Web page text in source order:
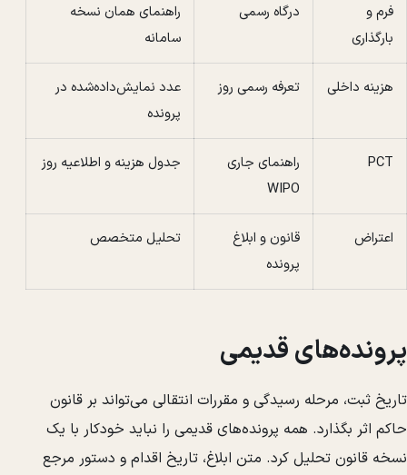
فرم و
بارگذاری
درگاه رسمی
راهنمای همان نسخه
سامانه
هزینه داخلی تعرفه رسمی روز
عدد نمایش‌داده‌شده در
پرونده
PCT
راهنمای جاری
WIPO
جدول هزینه و اطلاعیه روز
اعتراض
قانون و ابلاغ
پرونده
تحلیل متخصص
پرونده‌های قدیمی
تاریخ ثبت، مرحله رسیدگی و مقررات انتقالی می‌تواند بر قانون
حاکم اثر بگذارد. همه پرونده‌های قدیمی را نباید خودکار با یک
نسخه قانون تحلیل کرد. متن ابلاغ، تاریخ اقدام و دستور مرجع